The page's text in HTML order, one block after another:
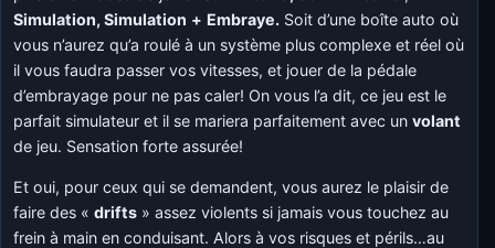
Simulation, Simulation + Embraye. Soit d’une boîte auto où
vous n’aurez qu’a roulé à un système plus complexe et réel où
il vous faudra passer vos vitesses, et jouer de la pédale
d’embrayage pour ne pas caler! On vous l’a dit, ce jeu est le
parfait simulateur et il se mariera parfaitement avec unvolant
de jeu. Sensation forte assurée!
Et oui, pour ceux qui se demandent, vous aurez le plaisir de
faire des «drifts » assez violents si jamais vous touchez au
frein à main en conduisant. Alors à vos risques et périls…au